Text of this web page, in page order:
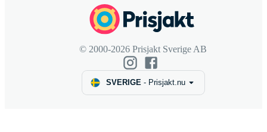
© 2000-2026 Prisjakt Sverige AB
SVERIGE- Prisjakt.nu